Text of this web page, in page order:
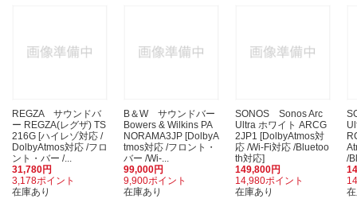
REGZA サウンドバ
ー REGZA(レグザ) TS
216G [ハイレゾ対応 /
DolbyAtmos対応 /フロ
ント・バー /...
31,780円
3,178ポイント
在庫あり
B＆W サウンドバー
Bowers & Wilkins PA
NORAMA3JP [DolbyA
tmos対応 /フロント・
バー /Wi-...
99,000円
9,900ポイント
在庫あり
SONOS Sonos Arc
Ultra ホワイト ARCG
2JP1 [DolbyAtmos対
応 /Wi-Fi対応 /Bluetoo
th対応]
149,800円
14,980ポイント
在庫あり
/